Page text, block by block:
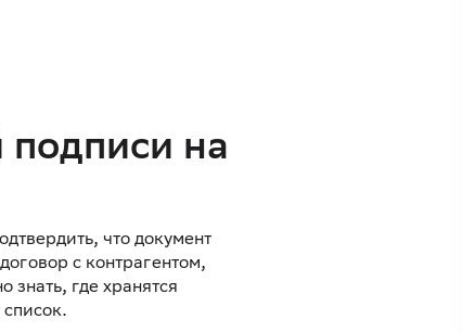
подписи на
что документ
с контрагентом,
знать, где хранятся